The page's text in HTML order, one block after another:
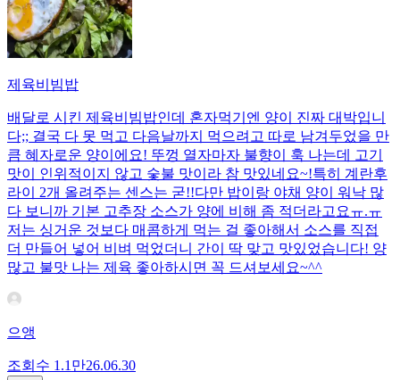
제육비빔밥
배달로 시킨 제육비빔밥인데 혼자먹기엔 양이 진짜 대박입니
다;; 결국 다 못 먹고 다음날까지 먹으려고 따로 남겨두었을 만
큼 혜자로운 양이에요! 뚜껑 열자마자 불향이 훅 나는데 고기
맛이 인위적이지 않고 숯불 맛이라 참 맛있네요~!특히 계란후
라이 2개 올려주는 센스는 굳!! ​다만 밥이랑 야채 양이 워낙 많
다 보니까 기본 고추장 소스가 양에 비해 좀 적더라고요ㅠ.ㅠ
저는 싱거운 것보다 매콤하게 먹는 걸 좋아해서 소스를 직접
더 만들어 넣어 비벼 먹었더니 간이 딱 맞고 맛있었습니다! 양
많고 불맛 나는 제육 좋아하시면 꼭 드셔보세요~^^
으앵
조회수 1.1만26.06.30